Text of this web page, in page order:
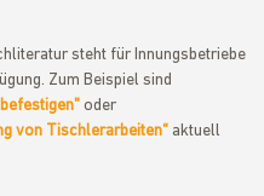
steht für Innungsbetriebe
Zum Beispiel sind
oder
von Tischlerarbeiten“ aktuell